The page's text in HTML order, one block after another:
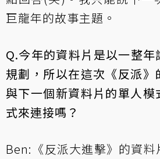
巨龍年的故事主題。
Q.今年的資料片是以一整
規劃，所以在這次《反派》
與下一個新資料片的單人模
式來連接嗎？
Ben:《反派大進擊》的資